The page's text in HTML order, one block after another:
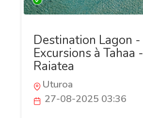
Destination Lagon -
Excursions à Tahaa -
Raiatea
Uturoa
27-08-2025 03:36